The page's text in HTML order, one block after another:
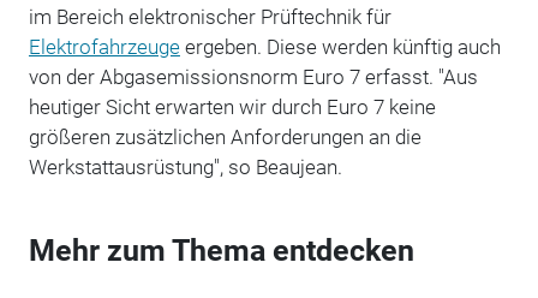
im Bereich elektronischer Prüftechnik für
Elektrofahrzeugeergeben. Diese werden künftig auch
von der Abgasemissionsnorm Euro 7 erfasst. "Aus
heutiger Sicht erwarten wir durch Euro 7 keine
größeren zusätzlichen Anforderungen an die
Werkstattausrüstung", so Beaujean.
Mehr zum Thema entdecken